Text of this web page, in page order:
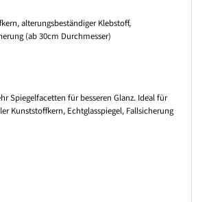
alterungsbeständiger Klebstoff,
(ab 30cm Durchmesser)
Spiegelfacetten für besseren Glanz. Ideal für
Kunststoffkern, Echtglasspiegel, Fallsicherung